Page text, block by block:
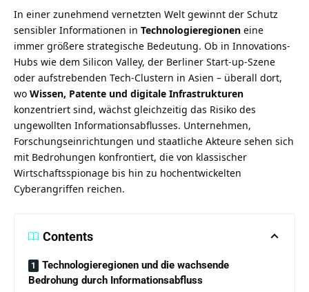
In einer zunehmend vernetzten Welt gewinnt der Schutz
sensibler Informationen in Technologieregionen eine
immer größere strategische Bedeutung. Ob in Innovations-
Hubs wie dem Silicon Valley, der Berliner Start-up-Szene
oder aufstrebenden Tech-Clustern in Asien – überall dort,
wo Wissen, Patente und digitale Infrastrukturen
konzentriert sind, wächst gleichzeitig das Risiko des
ungewollten Informationsabflusses. Unternehmen,
Forschungseinrichtungen und staatliche Akteure sehen sich
mit Bedrohungen konfrontiert, die von klassischer
Wirtschaftsspionage bis hin zu hochentwickelten
Cyberangriffen reichen.
Contents
Technologieregionen und die wachsende
Bedrohung durch Informationsabfluss